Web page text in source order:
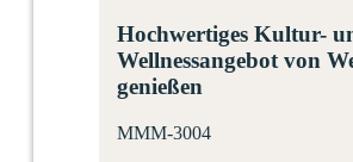
Hochwertiges Kultur-
Wellnessangebot von
genießen
MMM-3004